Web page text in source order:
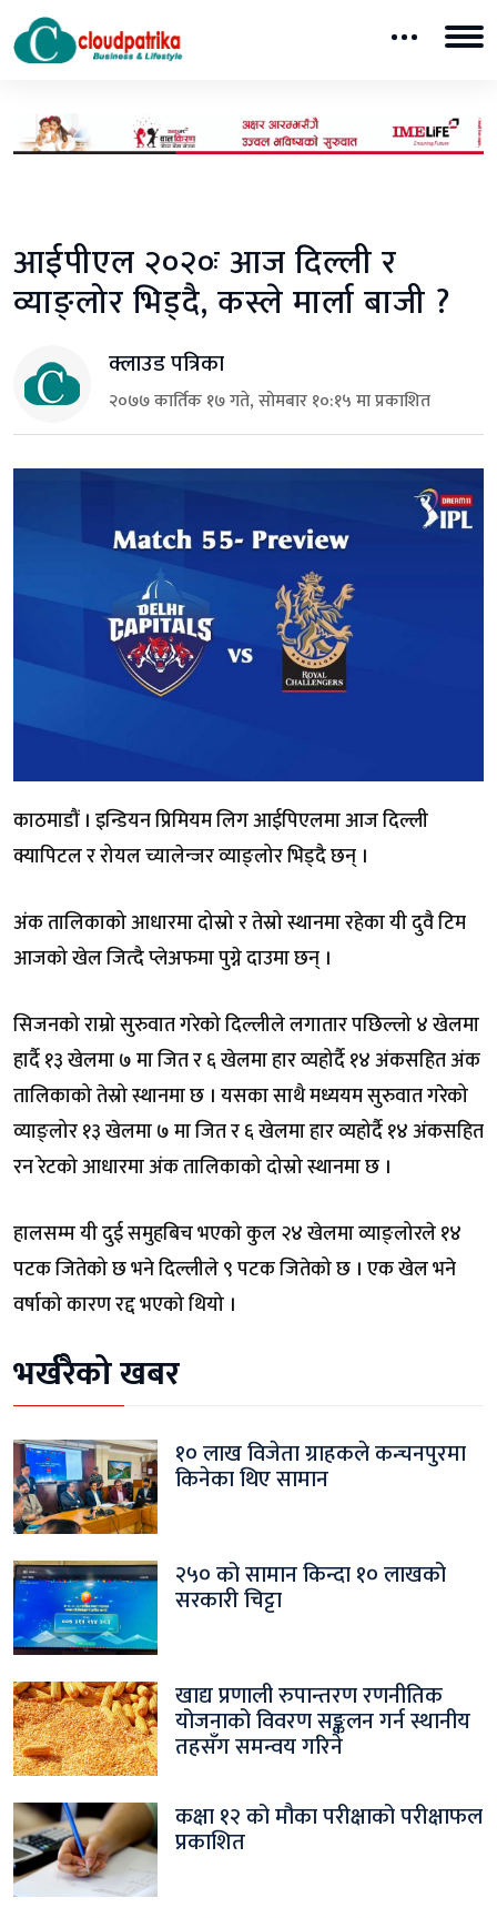
आईपीएल २०२०ः आज दिल्ली र
व्याङ्लोर भिड्दै, कस्ले मार्ला बाजी ?
क्लाउड पत्रिका
२०७७ कार्तिक १७ गते, सोमबार १०:१५ मा प्रकाशित
काठमाडौं । इन्डियन प्रिमियम लिग आईपिएलमा आज दिल्ली
क्यापिटल र रोयल च्यालेन्जर व्याङ्लोर भिड्दै छन् ।
अंक तालिकाको आधारमा दोस्रो र तेस्रो स्थानमा रहेका यी दुवै टिम
आजको खेल जित्दै प्लेअफमा पुग्ने दाउमा छन् ।
सिजनको राम्रो सुरुवात गरेको दिल्लीले लगातार पछिल्लो ४ खेलमा
हार्दै १३ खेलमा ७ मा जित र ६ खेलमा हार व्यहोर्दै १४ अंकसहित अंक
तालिकाको तेस्रो स्थानमा छ । यसका साथै मध्ययम सुरुवात गरेको
व्याङ्लोर १३ खेलमा ७ मा जित र ६ खेलमा हार व्यहोर्दै १४ अंकसहित
रन रेटको आधारमा अंक तालिकाको दोस्रो स्थानमा छ ।
हालसम्म यी दुई समुहबिच भएको कुल २४ खेलमा व्याङ्लोरले १४
पटक जितेको छ भने दिल्लीले ९ पटक जितेको छ । एक खेल भने
वर्षाको कारण रद्द भएको थियो ।
भर्खरैको खबर
१० लाख विजेता ग्राहकले कन्चनपुरमा
किनेका थिए सामान
२५० को सामान किन्दा १० लाखको
सरकारी चिट्टा
खाद्य प्रणाली रुपान्तरण रणनीतिक
योजनाको विवरण सङ्कलन गर्न स्थानीय
तहसँग समन्वय गरिने
कक्षा १२ को मौका परीक्षाको परीक्षाफल
प्रकाशित